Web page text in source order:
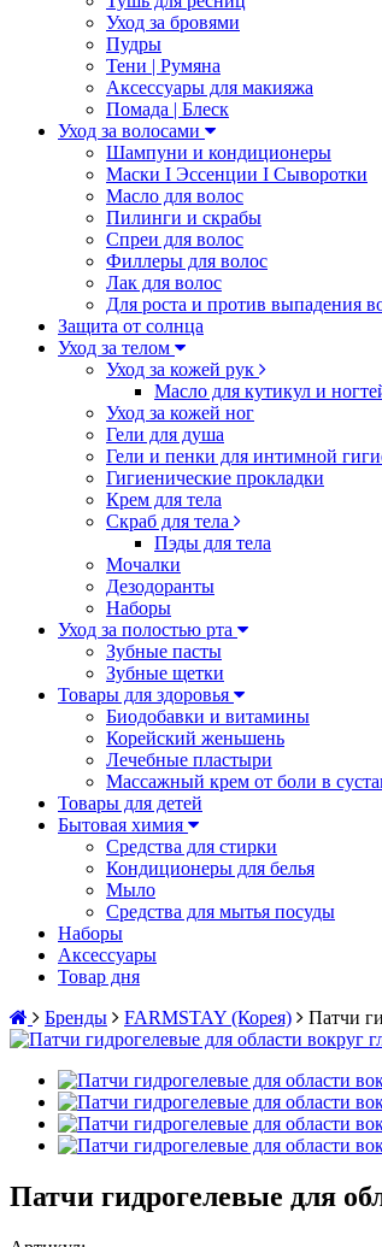
Уход за бровями
Пудры
Тени | Румяна
Аксессуары для макияжа
Помада | Блеск
Уход за волосами
Шампуни и кондиционеры
Маски I Эссенции I Сыворотки
Масло для волос
Пилинги и скрабы
Спреи для волос
Филлеры для волос
Лак для волос
Для роста и против выпадения
Защита от солнца
Уход за телом
Уход за кожей рук
Масло для кутикул и
Уход за кожей ног
Гели для душа
Гели и пенки для интимной
Гигиенические прокладки
Крем для тела
Скраб для тела
Пэды для тела
Мочалки
Дезодоранты
Наборы
Уход за полостью рта
Зубные пасты
Зубные щетки
Товары для здоровья
Биодобавки и витамины
Корейский женьшень
Лечебные пластыри
Массажный крем от боли в
Товары для детей
Бытовая химия
Средства для стирки
Кондиционеры для белья
Мыло
Средства для мытья посуды
Наборы
Аксессуары
Товар дня
Бренды
FARMSTAY (Корея) Патчи
Патчи гидрогелевые для